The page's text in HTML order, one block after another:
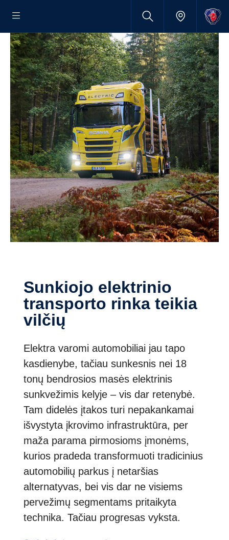
Sunkiojo elektrinio
transporto rinka teikia
vilčių
Elektra varomi automobiliai jau tapo
kasdienybe, tačiau sunkesnis nei 18
tonų bendrosios masės elektrinis
sunkvežimis kelyje – vis dar retenybė.
Tam didelės įtakos turi nepakankamai
išvystyta įkrovimo infrastruktūra, per
maža parama pirmosioms įmonėms,
kurios pradeda transformuoti tradicinius
automobilių parkus į netaršias
alternatyvas, bei vis dar ne visiems
pervežimų segmentams pritaikyta
technika. Tačiau progresas vyksta.